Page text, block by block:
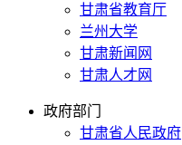
甘肃省教育厅
兰州大学
甘肃新闻网
甘肃人才网
政府部门
甘肃省人民政府